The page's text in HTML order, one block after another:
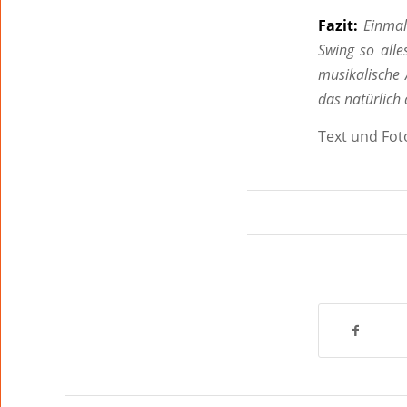
Fazit:
Swing so
musikalische
das natürlich
Text und